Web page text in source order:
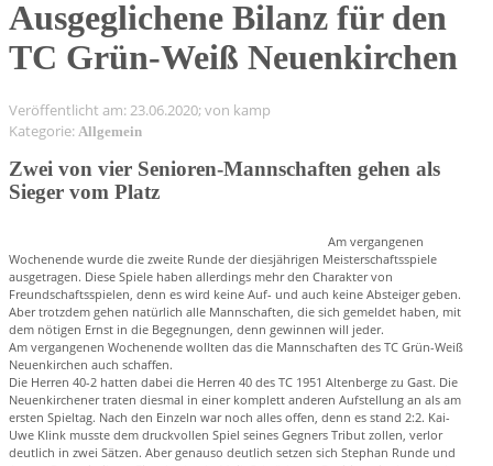
Ausgeglichene Bilanz für den
TC Grün-Weiß Neuenkirchen
Veröffentlicht am: 23.06.2020; von kamp
Kategorie: Allgemein
Zwei von vier Senioren-Mannschaften gehen als
Sieger vom Platz
Am vergangenen
Wochenende wurde die zweite Runde der diesjährigen Meisterschaftsspiele
ausgetragen. Diese Spiele haben allerdings mehr den Charakter von
Freundschaftsspielen, denn es wird keine Auf- und auch keine Absteiger geben.
Aber trotzdem gehen natürlich alle Mannschaften, die sich gemeldet haben, mit
dem nötigen Ernst in die Begegnungen, denn gewinnen will jeder.
Am vergangenen Wochenende wollten das die Mannschaften des TC Grün-Weiß
Neuenkirchen auch schaffen.
Die Herren 40-2 hatten dabei die Herren 40 des TC 1951 Altenberge zu Gast. Die
Neuenkirchener traten diesmal in einer komplett anderen Aufstellung an als am
ersten Spieltag. Nach den Einzeln war noch alles offen, denn es stand 2:2. Kai-
Uwe Klink musste dem druckvollen Spiel seines Gegners Tribut zollen, verlor
deutlich in zwei Sätzen. Aber genauso deutlich setzen sich Stephan Runde und